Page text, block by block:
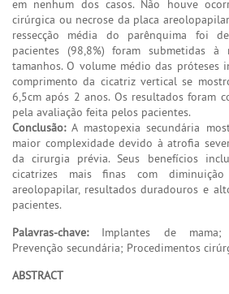
em nenhum dos casos. Não houve
cirúrgica ou necrose da placa
ressecção média do parênquima foi
pacientes (98,8%) foram submetidas à
tamanhos. O volume médio das próteses
comprimento da cicatriz vertical se
6,5cm após 2 anos. Os resultados foram
pela avaliação feita pelos pacientes.
Conclusão:A mastopexia secundária
maior complexidade devido à atrofia
da cirurgia prévia. Seus benefícios
cicatrizes mais finas com
areolopapilar, resultados duradouros e
pacientes.
Palavras-chave:Implantes de mama;
Prevenção secundária; Procedimentos
ABSTRACT